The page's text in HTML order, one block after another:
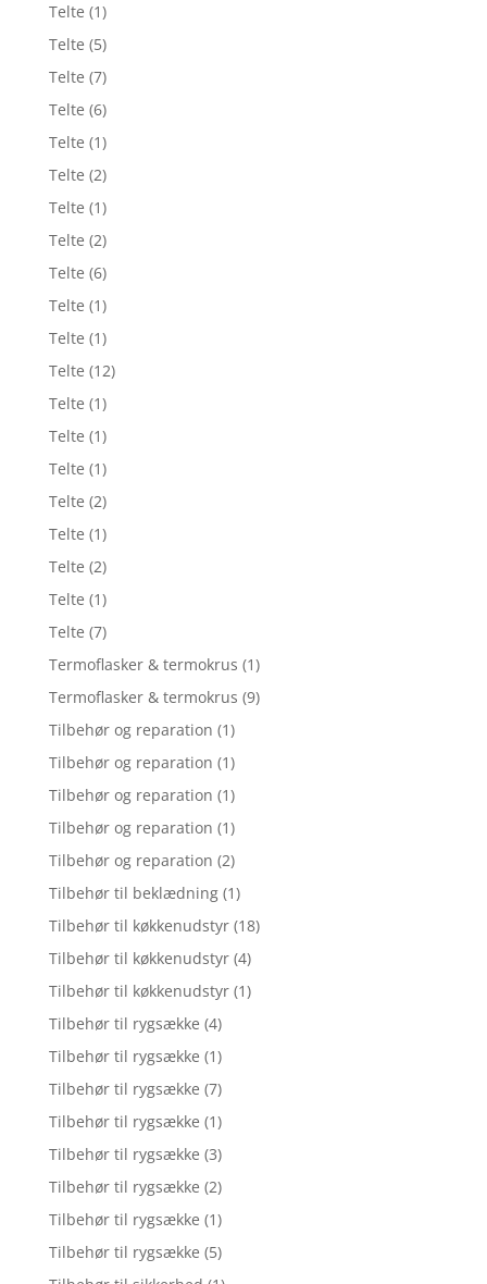
Telte (1)
Telte (5)
Telte (7)
Telte (6)
Telte (1)
Telte (2)
Telte (1)
Telte (2)
Telte (6)
Telte (1)
Telte (1)
Telte (12)
Telte (1)
Telte (1)
Telte (1)
Telte (2)
Telte (1)
Telte (2)
Telte (1)
Telte (7)
Termoflasker & termokrus (1)
Termoflasker & termokrus (9)
Tilbehør og reparation (1)
Tilbehør og reparation (1)
Tilbehør og reparation (1)
Tilbehør og reparation (1)
Tilbehør og reparation (2)
Tilbehør til beklædning (1)
Tilbehør til køkkenudstyr (18)
Tilbehør til køkkenudstyr (4)
Tilbehør til køkkenudstyr (1)
Tilbehør til rygsække (4)
Tilbehør til rygsække (1)
Tilbehør til rygsække (7)
Tilbehør til rygsække (1)
Tilbehør til rygsække (3)
Tilbehør til rygsække (2)
Tilbehør til rygsække (1)
Tilbehør til rygsække (5)